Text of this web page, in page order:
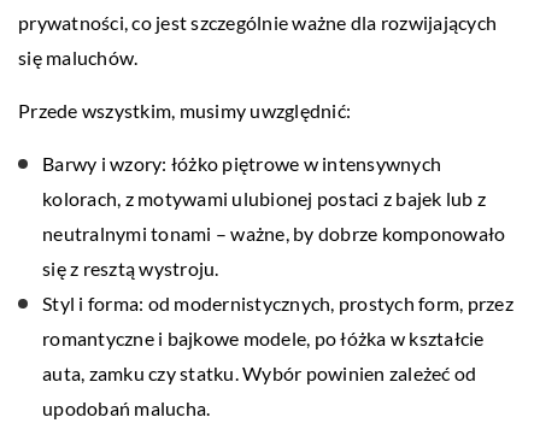
prywatności, co jest szczególnie ważne dla rozwijających
się maluchów.
Przede wszystkim, musimy uwzględnić:
Barwy i wzory: łóżko piętrowe w intensywnych
kolorach, z motywami ulubionej postaci z bajek lub z
neutralnymi tonami – ważne, by dobrze komponowało
się z resztą wystroju.
Styl i forma: od modernistycznych, prostych form, przez
romantyczne i bajkowe modele, po łóżka w kształcie
auta, zamku czy statku. Wybór powinien zależeć od
upodobań malucha.